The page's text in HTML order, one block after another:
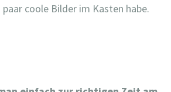
paar coole Bilder im Kasten habe.